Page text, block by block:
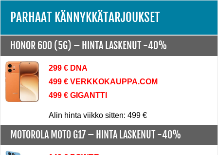
PARHAAT KÄNNYKKÄTARJOUKSET
HONOR 600 (5G) – HINTA LASKENUT -40%
299 € DNA
499 € VERKKOKAUPPA.COM
499 € GIGANTTI
Alin hinta viikko sitten: 499 €
MOTOROLA MOTO G17 – HINTA LASKENUT -40%